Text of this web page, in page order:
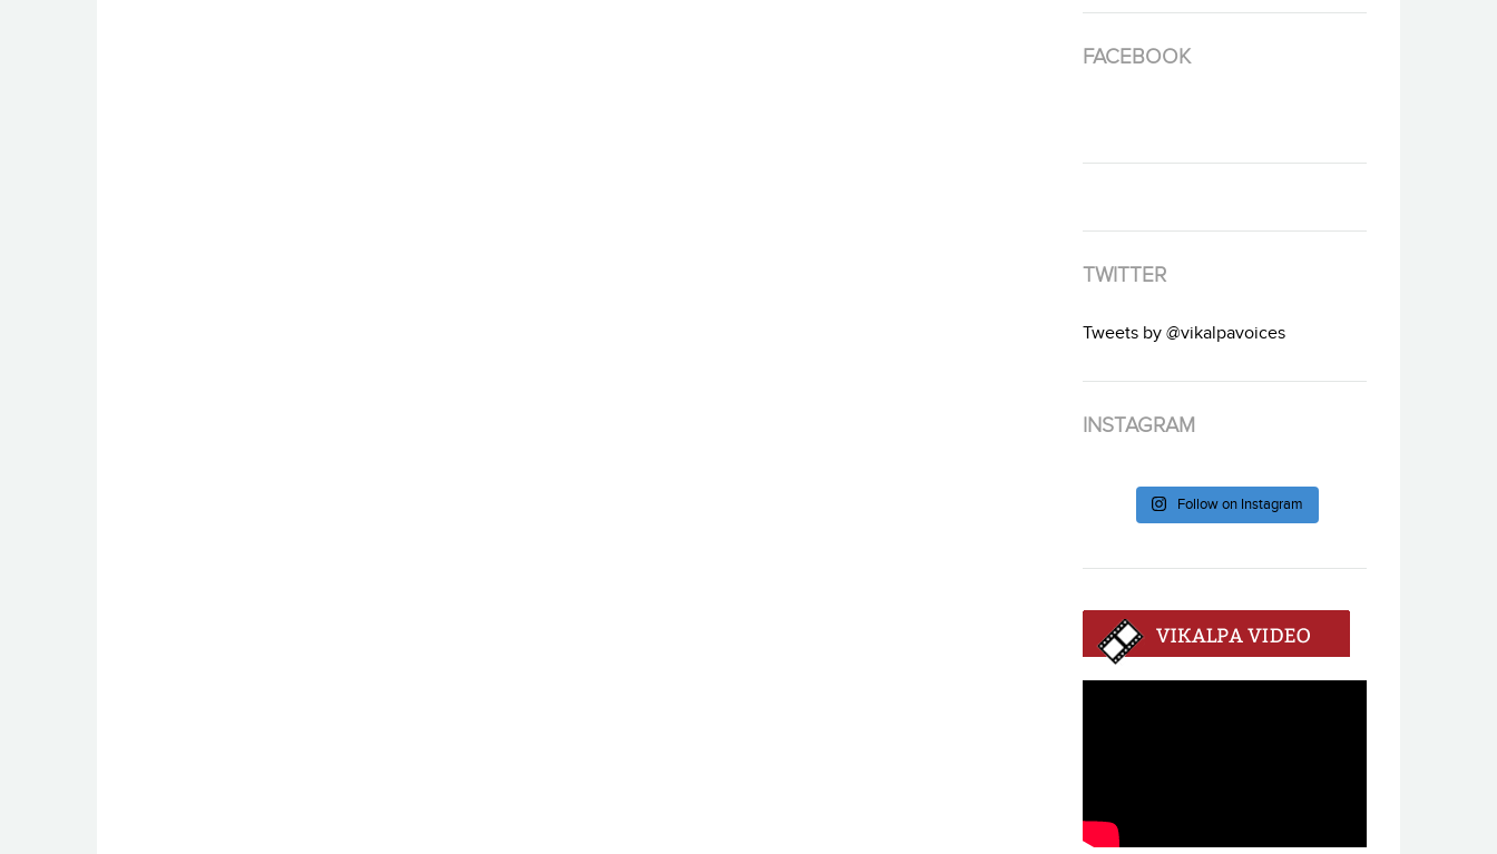
FACEBOOK
TWITTER
Tweets by @vikalpavoices
INSTAGRAM
Follow on Instagram